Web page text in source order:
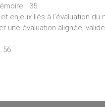
. 35
enjeux liés à l’évaluation du
une évaluation alignée,
56